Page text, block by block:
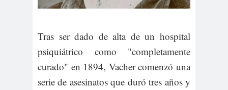
Tras ser dado de alta de un hospital
psiquiátrico como "completamente
curado" en 1894, Vacher comenzó una
serie de asesinatos que duró tres años y